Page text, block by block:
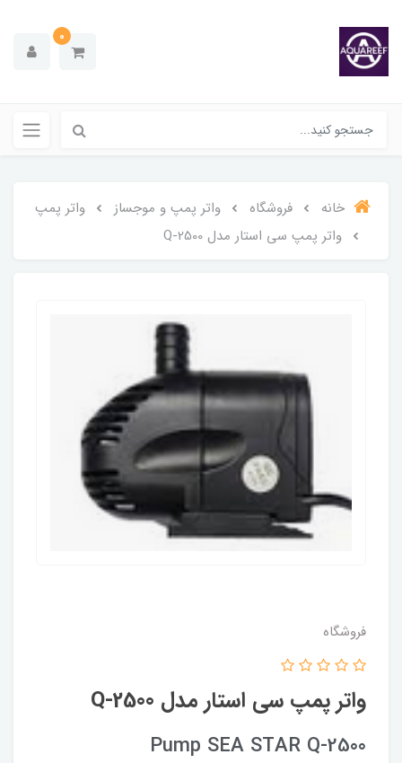
0
خانه فروشگاه واتر پمپ و موجساز
واتر پمپ
واتر پمپ سی استار مدل Q-2500
فروشگاه
واتر پمپ سی استار مدل Q-2500
Pump SEA STAR Q-2500